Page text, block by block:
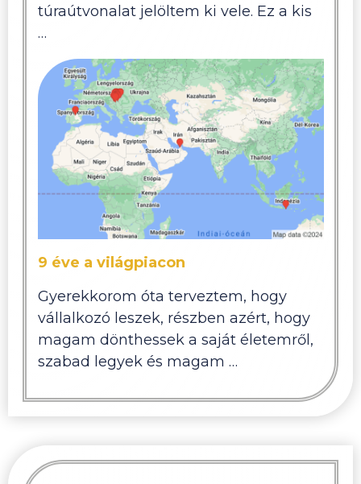
túraútvonalat jelöltem ki vele. Ez a kis
…
9 éve a világpiacon
Gyerekkorom óta terveztem, hogy
vállalkozó leszek, részben azért, hogy
magam dönthessek a saját életemről,
szabad legyek és magam …